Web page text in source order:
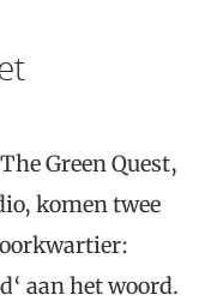
Green Quest,
komen twee
aan het woord.